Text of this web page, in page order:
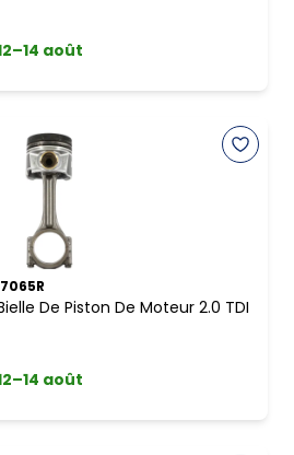
août
De Piston De Moteur 2.0 TDI
août